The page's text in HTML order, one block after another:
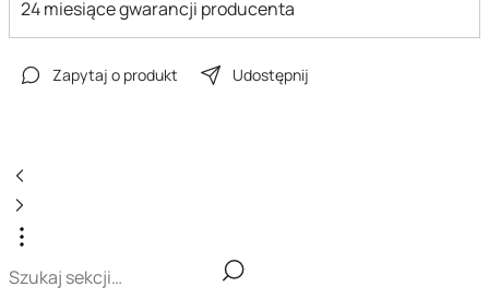
24 miesiące gwarancji producenta
Zapytaj o produkt Udostępnij